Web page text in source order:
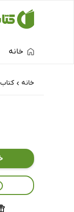
خانه
خانه ›